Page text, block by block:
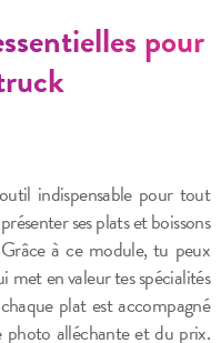
pour
indispensable pour tout
ses plats et boissons
à ce module, tu peux
en valeur tes spécialités
plat est accompagné
photo alléchante et du prix.